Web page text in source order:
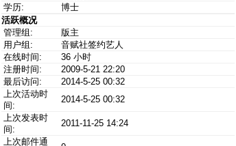
学历:
博士
活跃概况
管理组:
版主
用户组:
音赋社签约艺人
在线时间:
36 小时
注册时间:
2009-5-21 22:20
最后访问:
2014-5-25 00:32
上次活动时
间:
2014-5-25 00:32
上次发表时
间:
2011-11-25 14:24
上次邮件通